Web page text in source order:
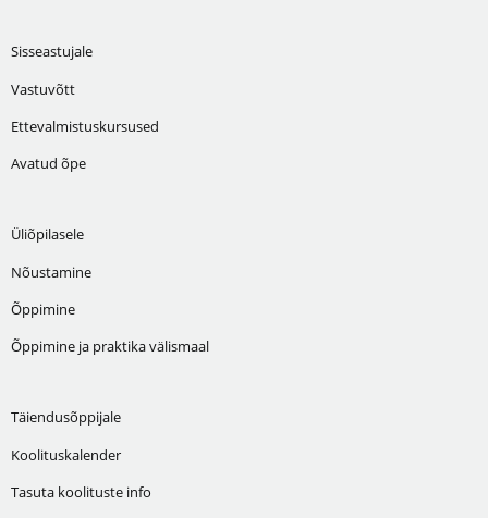
Sisseastujale
Vastuvõtt
Ettevalmistuskursused
Avatud õpe
Üliõpilasele
Nõustamine
Õppimine
Õppimine ja praktika välismaal
Täiendusõppijale
Koolituskalender
Tasuta koolituste info